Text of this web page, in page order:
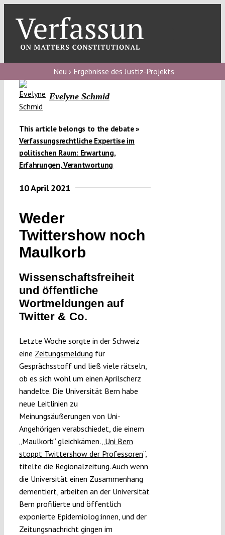
content
blog
Verfassungs
Verfassungs
podcast
Verfassungs
Submissions
Projects
Neu › Ergebnisse des Justiz-Projekts
Evelyne Schmid
This article belongs to the debate »
Verfassungsrechtliche Expertise im
politischen Raum: Erwartung,
Erfahrungen, Verantwortung
10 April 2021
Weder
Twittershow noch
Maulkorb
Wissenschaftsfreiheit
und öffentliche
Wortmeldungen auf
Twitter & Co.
Letzte Woche sorgte in der Schweiz
eine Zeitungsmeldung für
Gesprächsstoff und ließ viele rätseln,
ob es sich wohl um einen Aprilscherz
handelte. Die Universität Bern habe
neue Leitlinien zu
Meinungsäußerungen von Uni-
Angehörigen verabschiedet, die einem
„Maulkorb“ gleichkämen. „ Uni Bern
stoppt Twittershow der Professoren“,
titelte die Regionalzeitung. Auch wenn
die Universität einen Zusammenhang
dementiert, arbeiten an der Universität
Bern profilierte und öffentlich
exponierte Epidemiolog:innen, und der
Zeitungsnachricht gingen im